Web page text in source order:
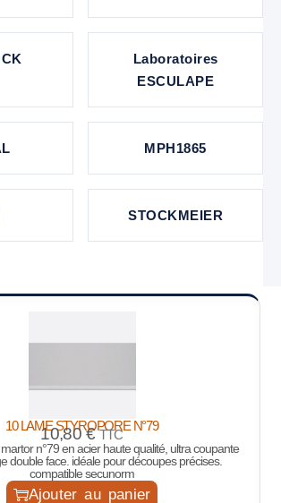
Laboratoires
ESCULAPE
MPH1865
STOCKMEIER
10 LAME STYROPORE N°79
10,80€ TTC
n°79 en acier haute qualité, ultra coupante
double face. idéale pour découpes précises.
compatible secunorm
Ajouter au panier